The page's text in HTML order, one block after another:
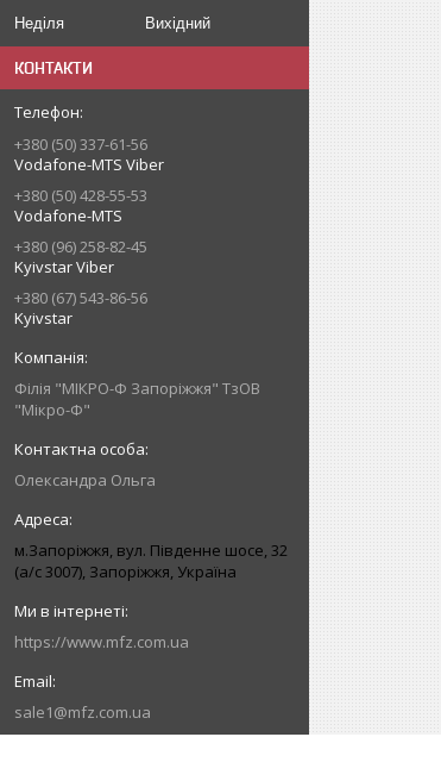
Неділя
Вихідний
КОНТАКТИ
+380 (50) 337-61-56
Vodafone-MTS Viber
+380 (50) 428-55-53
Vodafone-MTS
+380 (96) 258-82-45
Kyivstar Viber
+380 (67) 543-86-56
Kyivstar
Філія "МІКРО-Ф Запоріжжя" ТзОВ
"Мікро-Ф"
Олександра Ольга
м.Запоріжжя, вул. Південне шосе, 32
(а/с 3007), Запоріжжя, Україна
https://www.mfz.com.ua
sale1@mfz.com.ua